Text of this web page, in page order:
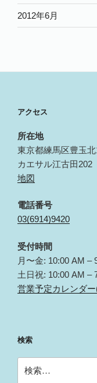
2012年6月
アクセス
所在地
東京都練馬区豊玉
カエサル江古田202
地図
電話番号
03(6914)9420
受付時間
月〜金: 10:00 AM –
土日祝: 10:00 AM –
営業予定カレンダ
検索
索: